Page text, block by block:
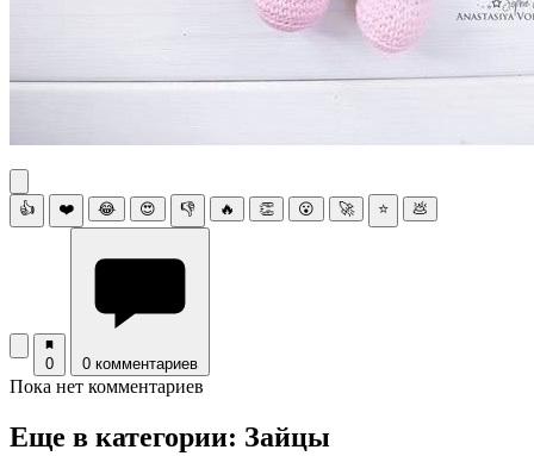
👍 ❤️ 😂 😍 👎 🔥 👏 😮 🚀 ⭐ 💩
0 0 комментариев
Пока нет комментариев
Еще в категории: Зайцы